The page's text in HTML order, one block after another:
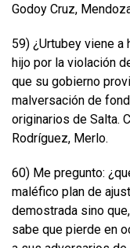
Godoy Cruz,
59) ¿Urtubey viene a
hijo por la violación
que su gobierno
malversación de
originarios de Salta.
Rodríguez, Merlo.
60) Me pregunto:
maléfico plan de
demostrada sino
sabe que pierde en